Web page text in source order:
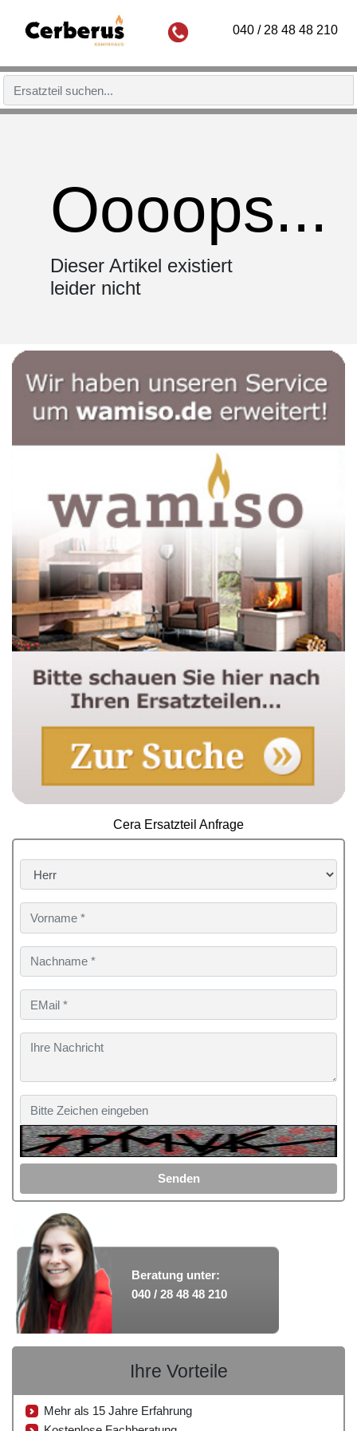
040 / 28 48 48 210
Oooops...
Dieser Artikel existiert
leider nicht
Cera Ersatzteil Anfrage
Senden
Beratung unter:
040 / 28 48 48 210
Ihre Vorteile
Mehr als 15 Jahre Erfahrung